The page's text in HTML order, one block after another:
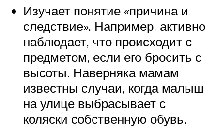
Изучает понятие «причина и
следствие». Например, активно
наблюдает, что происходит с
предметом, если его бросить с
высоты. Наверняка мамам
известны случаи, когда малыш
на улице выбрасывает с
коляски собственную обувь.